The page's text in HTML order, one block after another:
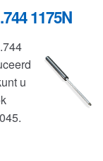
1175N
u